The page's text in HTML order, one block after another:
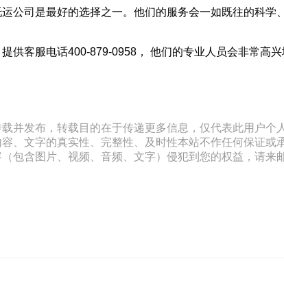
公司是最好的选择之一。他们的服务会一如既往的科
供客服电话400-879-0958， 他们的专业人员会非常高兴
并发布，转载目的在于传递更多信息，仅代表此用户
、文字的真实性、完整性、及时性本站不作任何保证
包含图片、视频、音频、文字）侵犯到您的权益，请